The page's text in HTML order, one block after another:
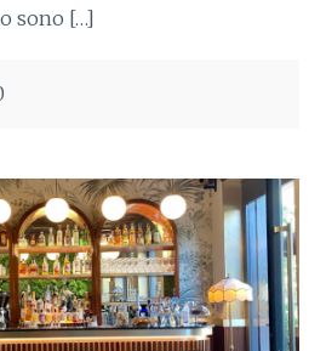
sono […]